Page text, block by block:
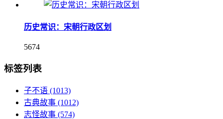
历史常识：宋朝行政区划
5674
标签列表
子不语 (1013)
古典故事 (1012)
志怪故事 (574)